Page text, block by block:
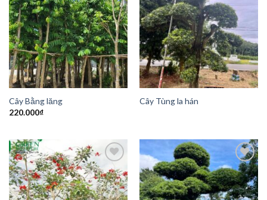
Add to
Wishlist
Cây Bằng lăng
220.000₫
Add to
Wishlist
Cây Tùng la hán
Add to
Add to